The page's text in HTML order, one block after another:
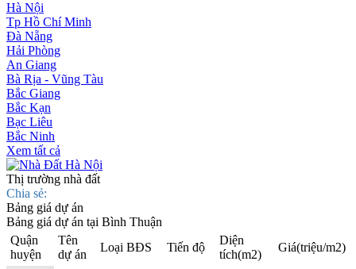
Hà Nội
Tp Hồ Chí Minh
Đà Nẵng
Hải Phòng
An Giang
Bà Rịa - Vũng Tàu
Bắc Giang
Bắc Kạn
Bạc Liêu
Bắc Ninh
Xem tất cả
Thị trường nhà đất
Chia sẻ:
Bảng giá dự án
Bảng giá dự án tại Bình Thuận
Quận
huyện
Tên
dự án
Loại BĐS Tiến độ
Diện
tích(m2)
Giá(triệu/m2)